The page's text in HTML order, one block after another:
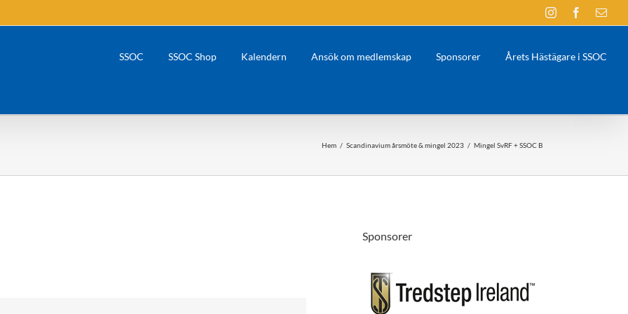
InstagramFacebook
E-
post
SSOC SSOC Shop Kalendern Ansök om medlemskap Sponsorer Årets Hästägare i SSOC
Hem / Scandinavium årsmöte & mingel 2023 / Mingel SvRF + SSOC B
Sponsorer